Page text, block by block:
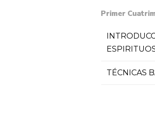
Primer
TÉCNICAS